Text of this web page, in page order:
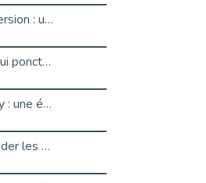
CDD de reconversion : un nouveau contrat pour sécuriser le changement de métier.
Besoin d’un appui ponctuel expertise handicap ?
Sport2Job Clichy : une édition altoséquanaise avec Cap Emploi 92.
Mieux appréhender les enjeux du handicap singulier en entreprise - vidéo